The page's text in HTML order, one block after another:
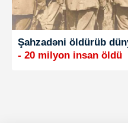
Şahzadəni öldürüb
- 20 milyon insan öldü